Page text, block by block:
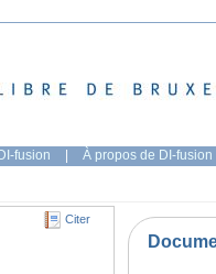
fusion | À propos de DI-fusion
Citer